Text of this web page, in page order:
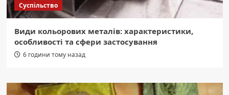
Суспільство
Види кольорових металів: характеристики,
особливості та сфери застосування
6 години тому назад